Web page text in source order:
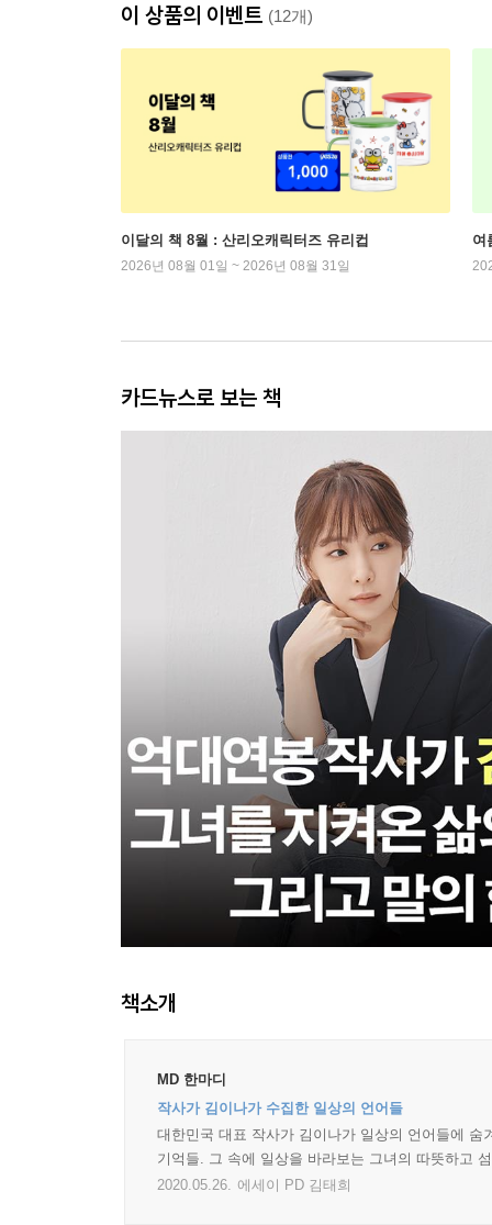
이 상품의 이벤트 (12개)
이달의 책 8월 : 산리오캐릭터즈 유리컵
2026년 08월 01일 ~ 2026년 08월 31일
여
카드뉴스로 보는 책
책소개
MD 한마디
작사가 김이나가 수집한 일상의 언어들
대한민국 대표 작사가 김이나가 일상의 언어들에
기억들. 그 속에 일상을 바라보는 그녀의 따뜻하고
2020.05.26. 에세이 PD 김태희